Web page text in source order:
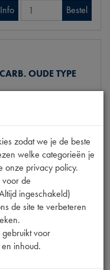
Info Bestel
OUDE TYPE
DX24249A |
btw)
Info Bestel
zodat we je de beste
welke categorieën je
onze privacy policy.
de
ingeschakeld)
de site te verbeteren
voor
inhoud.